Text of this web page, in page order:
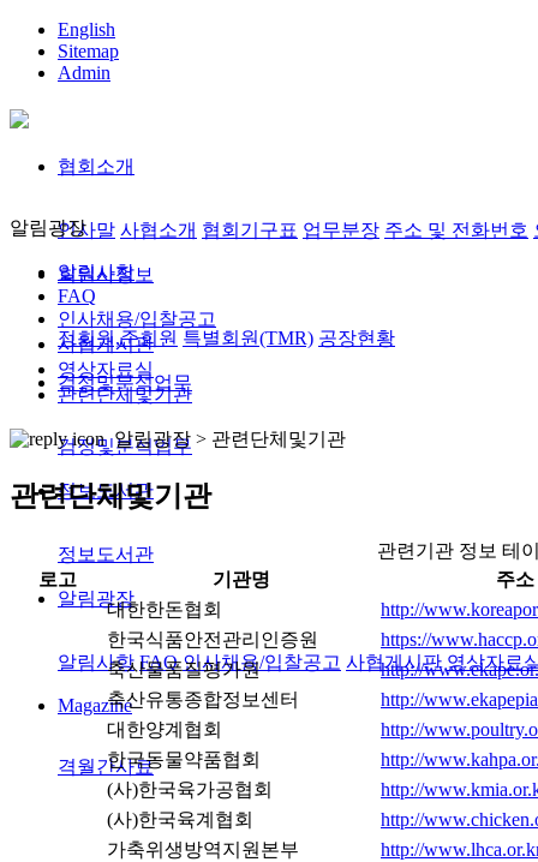
English
Sitemap
Admin
협회소개
인사말 사협소개 협회기구표 업무분장 주소 및 전화번호
회원사정보
정회원,준회원 특별회원(TMR) 공장현황
검정및분석업무
검정및분석업무
정보도서관
정보도서관
알림광장
알림사항 FAQ 인사채용/입찰공고 사협게시판 영상자료
Magazine
격월간사료
알림광장
알림사항
FAQ
인사채용/입찰공고
사협게시판
영상자료실
관련단체및기관
알림광장 > 관련단체및기관
관련단체및기관
관련기관 정보 테
로고
기관명
주소
대한한돈협회
http://
한국식품안전관리인증원
https://
축산물품질평가원
http://
축산유통종합정보센터
http://
대한양계협회
http://
한국동물약품협회
http://
(사)한국육가공협회
http://
(사)한국육계협회
http://
가축위생방역지원본부
http://